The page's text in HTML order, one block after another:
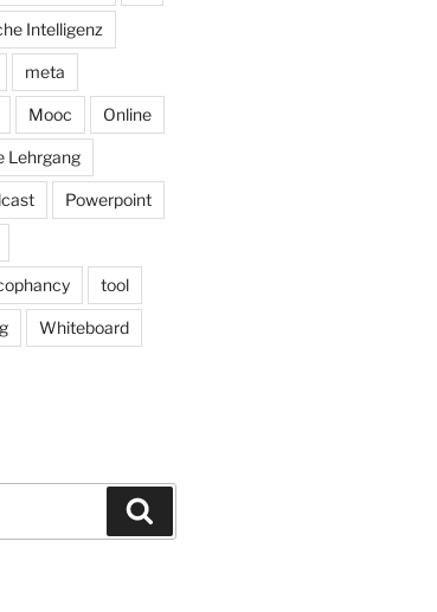
Intelligenz
meta
Mooc Online
Lehrgang
Powerpoint
tool
Whiteboard